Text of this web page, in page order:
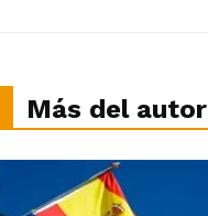
Más del autor